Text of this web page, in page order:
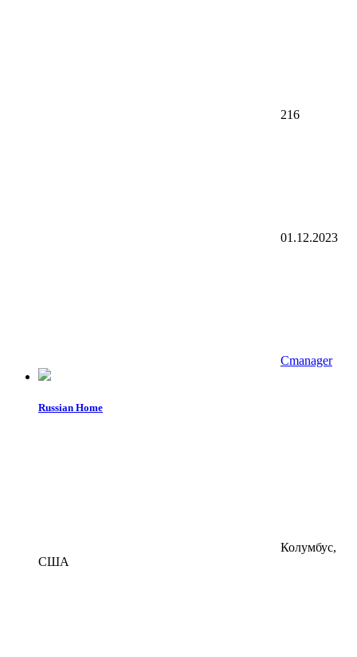
216
01.12.2023
Cmanager
Russian Home
Колумбус,
США